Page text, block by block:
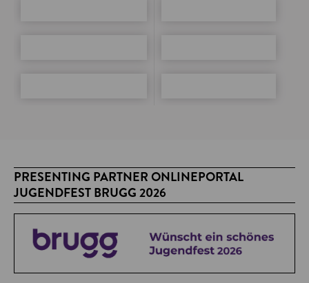
PRESENTING PARTNER ONLINEPORTAL
JUGENDFEST BRUGG 2026